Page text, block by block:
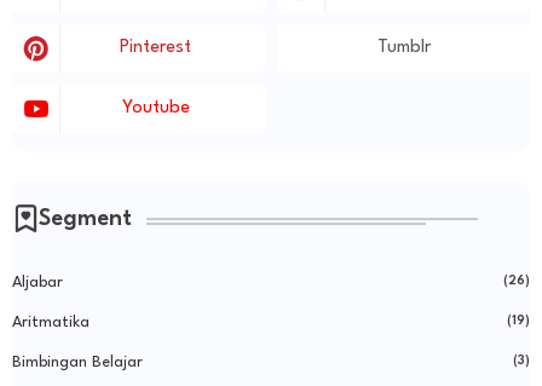
Pinterest Tumblr
Youtube
Segment
Aljabar (26)
Aritmatika (19)
Bimbingan Belajar (3)